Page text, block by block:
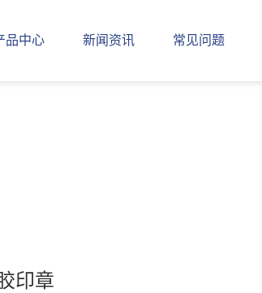
品中心 新闻资讯 常见问题
印章